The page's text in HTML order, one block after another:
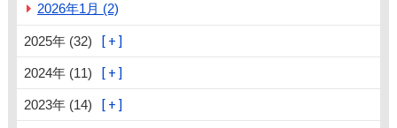
2026年1月 (2)
2025年 (32)
2024年 (11)
2023年 (14)